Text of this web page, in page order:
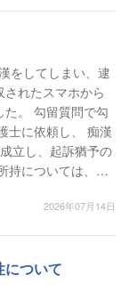
をしてしまい、逮
れたスマホから
た。 勾留質問で勾
立し、起訴猶予の
持については、現
2026年07月14日
について